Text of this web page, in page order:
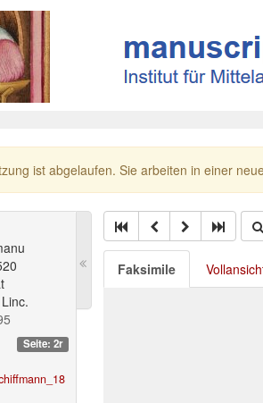
ist abgelaufen. Sie arbeiten in einer
Seite: 2r
Faksimile